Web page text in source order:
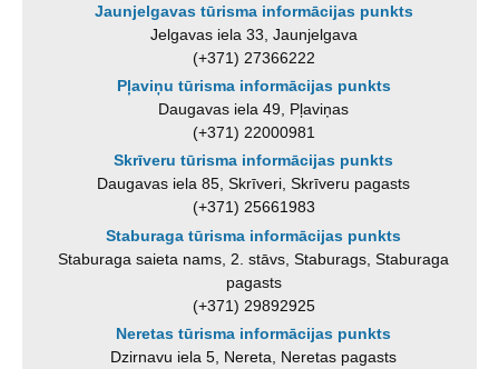
Jaunjelgavas tūrisma informācijas punkts
Jelgavas iela 33, Jaunjelgava
(+371) 27366222
Pļaviņu tūrisma informācijas punkts
Daugavas iela 49, Pļaviņas
(+371) 22000981
Skrīveru tūrisma informācijas punkts
Daugavas iela 85, Skrīveri, Skrīveru pagasts
(+371) 25661983
Staburaga tūrisma informācijas punkts
Staburaga saieta nams, 2. stāvs, Staburags, Staburaga
pagasts
(+371) 29892925
Neretas tūrisma informācijas punkts
Dzirnavu iela 5, Nereta, Neretas pagasts